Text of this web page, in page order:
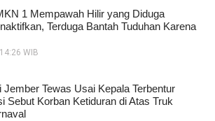
1 Mempawah Hilir yang Diduga
Terduga Bantah Tuduhan Karena
WIB
Jember Tewas Usai Kepala Terbentur
Sebut Korban Ketiduran di Atas Truk